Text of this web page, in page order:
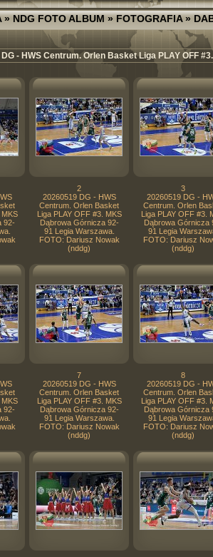
»NDG FOTO ALBUM»FOTOGRAFIA»
- HWS Centrum. Orlen Basket Liga PLAY OFF
92-
2
20260519 DG - HWS
Centrum. Orlen Basket
Liga PLAY OFF #3. MKS
Dąbrowa Górnicza 92-
91 Legia Warszawa.
FOTO: Dariusz Nowak
(nddg)
3
20260519 DG -
Centrum. Orlen
Liga PLAY OFF #3.
Dąbrowa Górnicza
91 Legia
FOTO: Dariusz
(nddg)
92-
7
20260519 DG - HWS
Centrum. Orlen Basket
Liga PLAY OFF #3. MKS
Dąbrowa Górnicza 92-
91 Legia Warszawa.
FOTO: Dariusz Nowak
(nddg)
8
20260519 DG -
Centrum. Orlen
Liga PLAY OFF #3.
Dąbrowa Górnicza
91 Legia
FOTO: Dariusz
(nddg)